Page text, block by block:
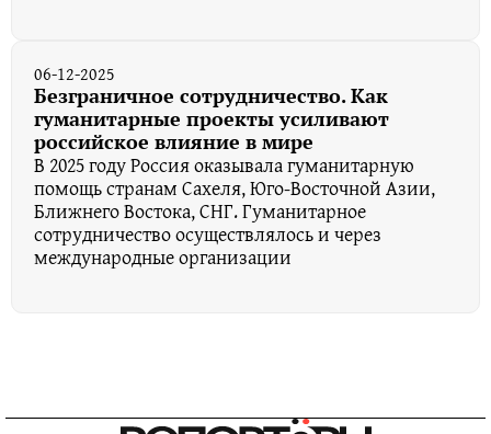
06-12-2025
Безграничное сотрудничество. Как
гуманитарные проекты усиливают
российское влияние в мире
В 2025 году Россия оказывала гуманитарную
помощь странам Сахеля, Юго-Восточной Азии,
Ближнего Востока, СНГ. Гуманитарное
сотрудничество осуществлялось и через
международные организации